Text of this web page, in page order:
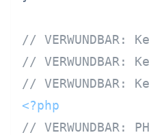
//
//
//
<?php
// VERWUNDBAR: